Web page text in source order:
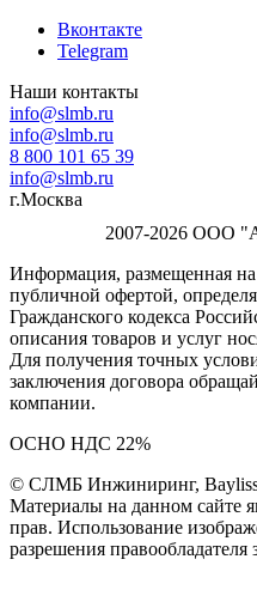
Вконтакте
Telegram
Наши контакты
info@slmb.ru
info@slmb.ru
8 800 101 65 39
info@slmb.ru
г.Москва
2007-2026 ООО
Информация, размещенная на
публичной офертой,
Гражданского кодекса
описания товаров и услуг
Для получения точных
заключения договора
компании.
ОСНО НДС 22%
© СЛМБ Инжиниринг,
Материалы на данном сайте
прав. Использование
разрешения правообладателя